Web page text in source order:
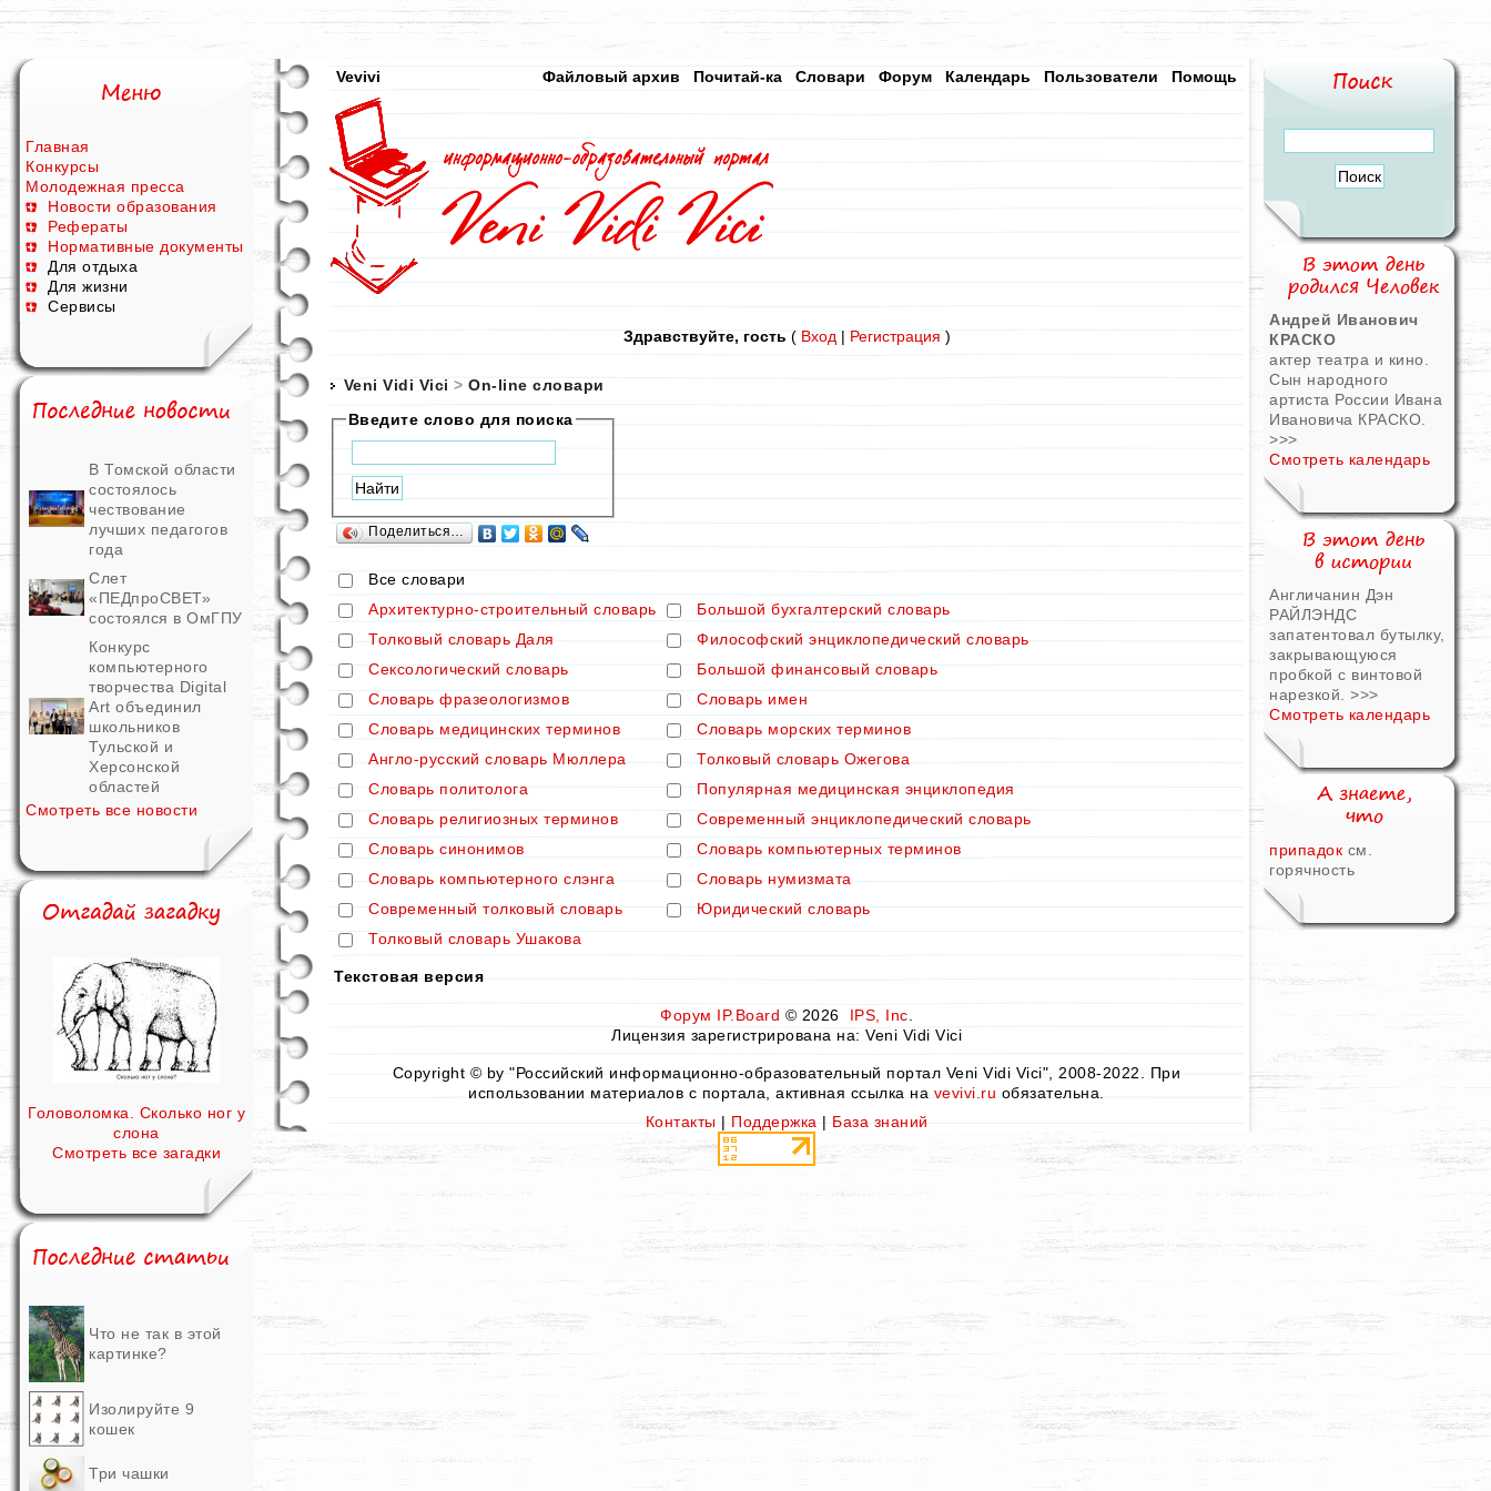
Главная
Конкурсы
Молодежная пресса
Новости образования
Рефераты
Нормативные документы
Для отдыха
Для жизни
Сервисы
В Томской области
состоялось
чествование
лучших педагогов
года
Слет
«ПЕДпроСВЕТ»
состоялся в ОмГПУ
Конкурс
компьютерного
творчества Digital
Art объединил
школьников
Тульской и
Херсонской
областей
Смотреть все новости
Головоломка. Сколько ног у
слона
Смотреть все загадки
Что не так в этой
картинке?
Изолируйте 9
кошек
Три чашки
Vevivi Помощь
Пользователи
Календарь
Форум
Словари
Почитай-ка
Файловый архив
Здравствуйте, гость ( Вход | Регистрация )
Veni Vidi Vici > On-line cловари
Введите слово для поиска
Поделиться…
Все словари
Архитектурно-строительный словарь
Большой бухгалтерский словарь
Толковый словарь Даля
Философский энциклопедический словарь
Сексологический словарь
Большой финансовый словарь
Словарь фразеологизмов
Словарь имен
Словарь медицинских терминов
Словарь морских терминов
Англо-русский словарь Мюллера
Толковый словарь Ожегова
Словарь политолога
Популярная медицинская энциклопедия
Словарь религиозных терминов
Современный энциклопедический словарь
Словарь синонимов
Словарь компьютерных терминов
Словарь компьютерного слэнга
Словарь нумизмата
Современный толковый словарь
Юридический словарь
Толковый словарь Ушакова
Текстовая версия
Форум IP.Board © 2026 IPS, Inc
Лицензия зарегистрирована на: Veni Vidi Vici
Copyright © by "Российский информационно-образовательный портал Veni Vidi Vici", 2008-2022. При
использовании материалов с портала, активная ссылка на vevivi.ru обязательна.
Контакты|Поддержка|База знаний
Андрей Иванович
КРАСКО
актер театра и кино.
Сын народного
артиста России Ивана
Ивановича КРАСКО.
>>>
Смотреть календарь
Англичанин Дэн
РАЙЛЭНДС
запатентовал бутылку,
закрывающуюся
пробкой с винтовой
нарезкой. >>>
Смотреть календарь
припадок см.
горячность